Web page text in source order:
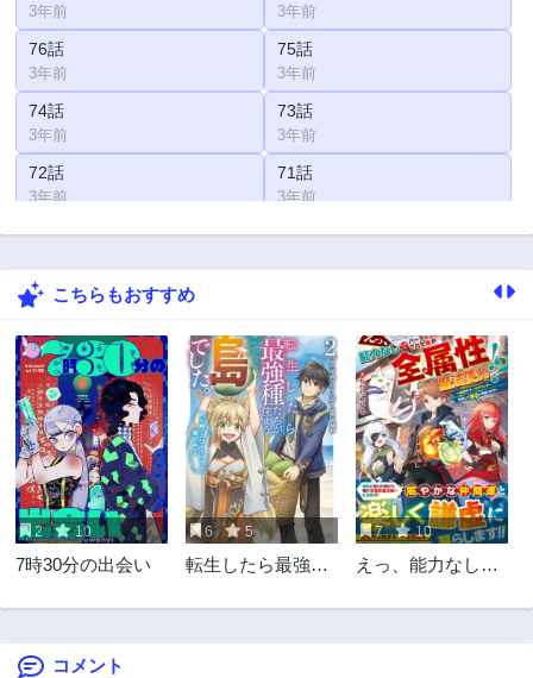
3年前 3年前
76話
3年前
75話
3年前
74話
3年前
73話
3年前
72話
3年前
71話
3年前
70話 69話
68話
66話
3年前
65話
3年前
64話
3年前
63話
3年前
62話
3年前
61話
3年前
60話
3年前
59話
3年前
58話 57話
56話
こちらもおすすめ
2 10
7時30分の出会い
6 5
転生したら最強種
した。この島でス
7 10
えっ、能力なしで
た俺が全属性魔法
コメント